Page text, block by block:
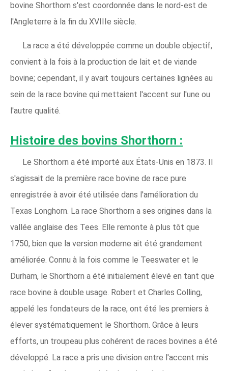
bovine Shorthorn s'est coordonnée dans le nord-est de
l'Angleterre à la fin du XVIIIe siècle.
La race a été développée comme un double objectif,
convient à la fois à la production de lait et de viande
bovine; cependant, il y avait toujours certaines lignées au
sein de la race bovine qui mettaient l'accent sur l'une ou
l'autre qualité.
Histoire des bovins Shorthorn :
Le Shorthorn a été importé aux États-Unis en 1873. Il
s'agissait de la première race bovine de race pure
enregistrée à avoir été utilisée dans l'amélioration du
Texas Longhorn. La race Shorthorn a ses origines dans la
vallée anglaise des Tees. Elle remonte à plus tôt que
1750, bien que la version moderne ait été grandement
améliorée. Connu à la fois comme le Teeswater et le
Durham, le Shorthorn a été initialement élevé en tant que
race bovine à double usage. Robert et Charles Colling,
appelé les fondateurs de la race, ont été les premiers à
élever systématiquement le Shorthorn. Grâce à leurs
efforts, un troupeau plus cohérent de races bovines a été
développé. La race a pris une division entre l'accent mis